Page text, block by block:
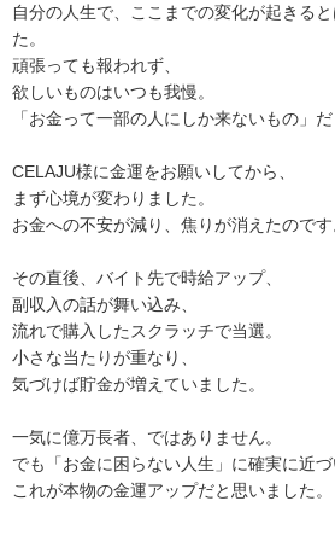
自分の人生で、ここまでの変化が起きる
た。
頑張っても報われず、
欲しいものはいつも我慢。
「お金って一部の人にしか来ないもの」
CELAJU様に金運をお願いしてから、
まず心境が変わりました。
お金への不安が減り、焦りが消えたのです
その直後、バイト先で時給アップ、
副収入の話が舞い込み、
流れで購入したスクラッチで当選。
小さな当たりが重なり、
気づけば貯金が増えていました。
一気に億万長者、ではありません。
でも「お金に困らない人生」に確実に近づ
これが本物の金運アップだと思いました。